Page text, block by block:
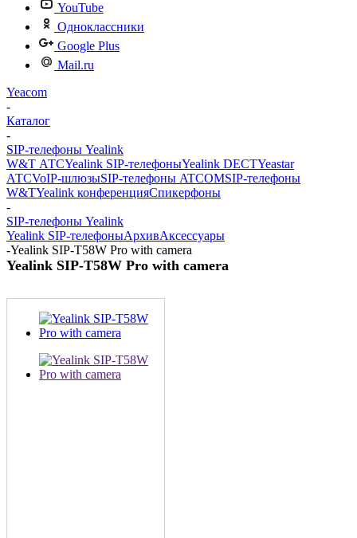
YouTube
Одноклассники
Google Plus
Mail.ru
Yeacom
-
Каталог
-
SIP-телефоны Yealink
W&T АТСYealink SIP-телефоныYealink DECTYeastar
АТСVoIP-шлюзыSIP-телефоны ATCOMSIP-телефоны
W&TYealink конференцияСпикерфоны
-
SIP-телефоны Yealink
Yealink SIP-телефоныАрхивАксессуары
-Yealink SIP-T58W Pro with camera
Yealink SIP-T58W Pro with camera